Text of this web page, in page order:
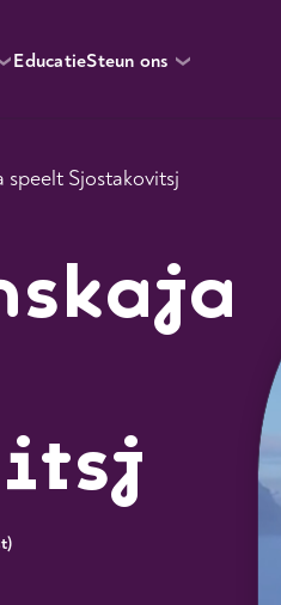
EducatieSteun ons
speelt Sjostakovitsj
)